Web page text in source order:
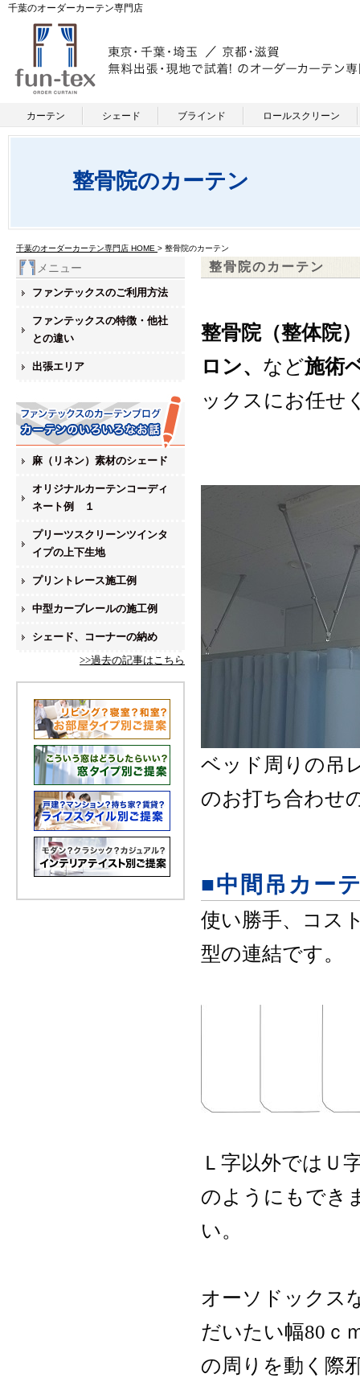
千葉のオーダーカーテン専門店
カーテン シェード ブラインド ロールスクリーン
整骨院のカーテン
千葉のオーダーカーテン専門店 HOME > 整骨院のカーテン
整骨院のカーテン
整骨院（整体院
ロン、 など施術
ックスにお任せ
ベッド周りの吊
のお打ち合わせ
■中間吊カー
使い勝手、コス
型の連結です。
Ｌ字以外ではＵ
のようにもでき
い。
オーソドックス
だいたい幅80ｃ
の周りを動く際
メニュー
ファンテックスのご利用方法
ファンテックスの特徴・他社
との違い
出張エリア
麻（リネン）素材のシェード
オリジナルカーテンコーディ
ネート例 １
プリーツスクリーンツインタ
イプの上下生地
プリントレース施工例
中型カーブレールの施工例
シェード、コーナーの納め
>>過去の記事はこちら